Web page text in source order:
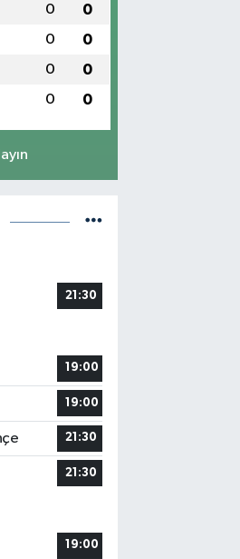
0 0
0 0
0 0
0 0
21:30
19:00
19:00
21:30
21:30
19:00